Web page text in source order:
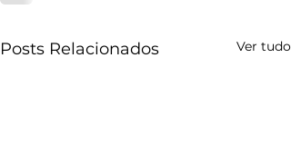
Posts Relacionados Ver tudo